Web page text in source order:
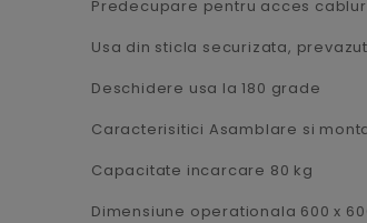
Predecupare pentru acces
Usa din sticla securizata,
Deschidere usa la 180 grade
Caracterisitici Asamblare si
Capacitate incarcare 80 kg
Dimensiune operationala 600 x